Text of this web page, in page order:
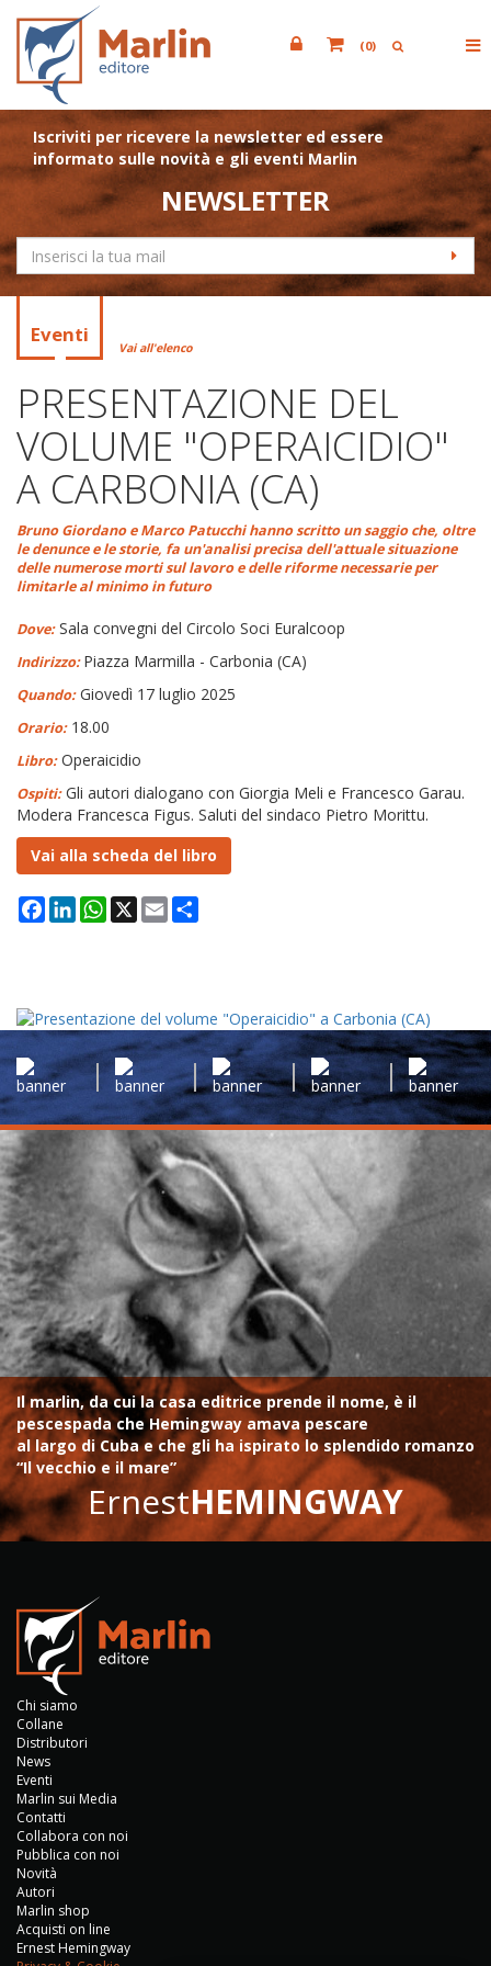
(0)
Iscriviti per ricevere la newsletter ed essere
informato sulle novità e gli eventi Marlin
NEWSLETTER
Eventi
Vai all'elenco
PRESENTAZIONE DEL
VOLUME "OPERAICIDIO"
A CARBONIA (CA)
Bruno Giordano e Marco Patucchi hanno scritto un saggio che, oltre
le denunce e le storie, fa un'analisi precisa dell'attuale situazione
delle numerose morti sul lavoro e delle riforme necessarie per
limitarle al minimo in futuro
Dove:Sala convegni del Circolo Soci Euralcoop
Indirizzo:Piazza Marmilla - Carbonia (CA)
Quando:Giovedì 17 luglio 2025
Orario:18.00
Libro:Operaicidio
Ospiti:Gli autori dialogano con Giorgia Meli e Francesco Garau.
Modera Francesca Figus. Saluti del sindaco Pietro Morittu.
Vai alla scheda del libro
Facebook
LinkedInWhatsApp
X Email
Il marlin, da cui la casa editrice prende il nome, è il
pescespada che Hemingway amava pescare
al largo di Cuba e che gli ha ispirato lo splendido romanzo
“Il vecchio e il mare”
ErnestHEMINGWAY
Chi siamo
Collane
Distributori
News
Eventi
Marlin sui Media
Contatti
Collabora con noi
Pubblica con noi
Novità
Autori
Marlin shop
Acquisti on line
Ernest Hemingway